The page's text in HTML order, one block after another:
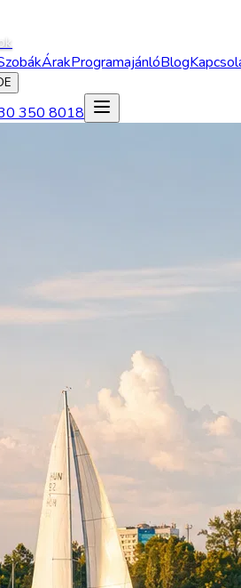
ÁrakProgramajánlóBlog
350 8018